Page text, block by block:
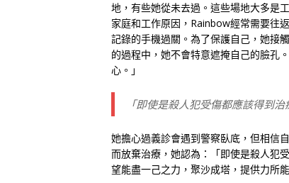
地，有些她從未去過。這些場地大多是
家庭和工作原因，Rainbow經常需要往
記錄的手機過關。為了保護自己，她接
的過程中，她不會特意遮掩自己的臉孔
心。」
「即使是殺人犯受傷都應該得到
她擔心過義診會遇到警察臥底，但相信
而放棄治療，她認為：「即使是殺人犯
望能盡一己之力，聚沙成塔，提供力所